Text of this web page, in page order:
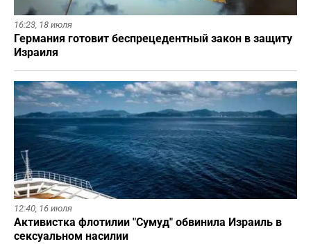
16:23, 18 июля
Германия готовит беспрецедентный закон в защиту
Израиля
12:40, 16 июля
Активистка флотилии "Сумуд" обвинила Израиль в
сексуальном насилии